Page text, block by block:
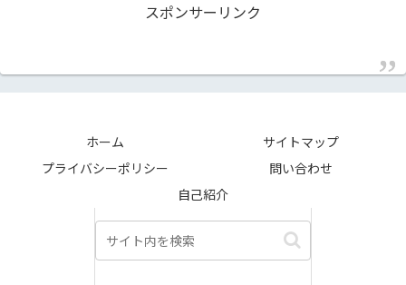
スポンサーリンク
ホーム
サイトマップ
プライバシーポリシー
問い合わせ
自己紹介